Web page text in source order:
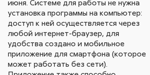
июня. Системе для работы не нужна
установка программы на компьютер:
доступ к ней осуществляется через
любой интернет-браузер, для
удобства создано и мобильное
приложение для смартфона (которое
может работать без сети).